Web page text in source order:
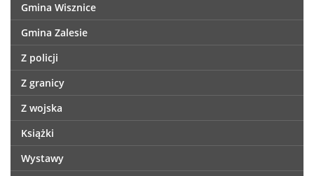
Gmina Wisznice
Gmina Zalesie
Z policji
Z granicy
Z wojska
Książki
Wystawy